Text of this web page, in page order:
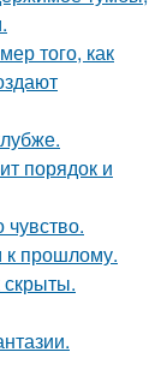
того, как
порядок и
чувство.
прошлому.